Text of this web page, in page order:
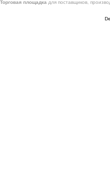
Торговая площадка для поставщиков,